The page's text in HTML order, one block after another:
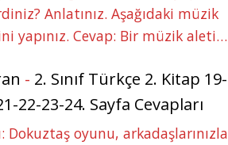
Anlatınız. Aşağıdaki müzik
yapınız. Cevap: Bir müzik aleti…
- 2. Sınıf Türkçe 2. Kitap 19-
22-23-24. Sayfa Cevapları
Dokuztaş oyunu, arkadaşlarınızla